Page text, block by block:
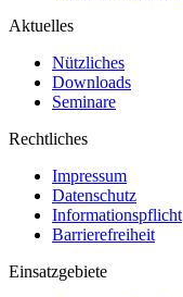
Aktuelles
Nützliches
Downloads
Seminare
Rechtliches
Impressum
Datenschutz
Informationspflicht
Barrierefreiheit
Einsatzgebiete